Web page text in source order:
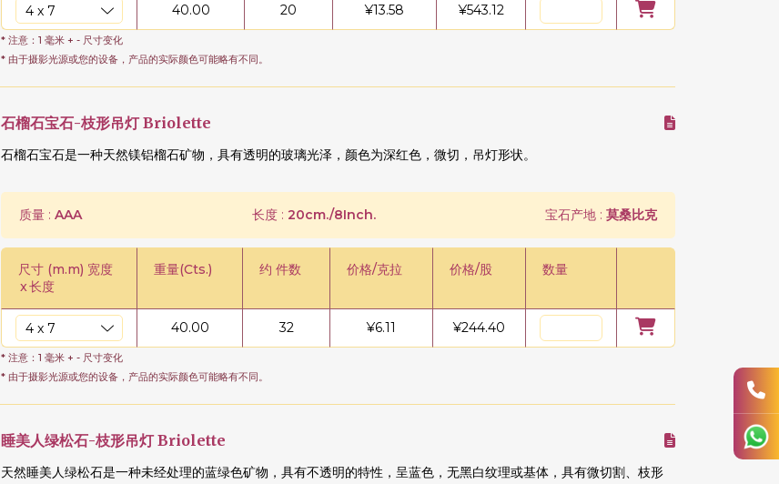
40.00 20 ¥13.58 ¥543.12
* 注意：1 毫米 + - 尺寸变化
* 由于摄影光源或您的设备，产品的实际颜色可能略有不同。
石榴石宝石-枝形吊灯 Briolette
石榴石宝石是一种天然镁铝榴石矿物，具有透明的玻璃光泽，颜色为深红色，微切，吊灯形状。
质量 : AAA 长度 : 20cm./8Inch. 宝石产地 : 莫桑比克
尺寸 (m.m) 宽度
x长度
重量(Cts.) 约 件数 价格/克拉 价格/股 数量
40.00 32 ¥6.11 ¥244.40
* 注意：1 毫米 + - 尺寸变化
* 由于摄影光源或您的设备，产品的实际颜色可能略有不同。
睡美人绿松石-枝形吊灯 Briolette
天然睡美人绿松石是一种未经处理的蓝绿色矿物，具有不透明的特性，呈蓝色，无黑白纹理或基体，具有微切割、枝形